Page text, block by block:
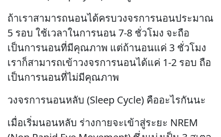
ถ้าเราสามารถนอนได้ครบวงจรการนอนประมาณ
5 รอบ ใช้เวลาในการนอน 7-8 ชั่วโมง จะถือ
เป็นการนอนที่มีคุณภาพ แต่ถ้านอนแค่ 3 ชั่วโมง
เราก็สามารถเข้าวงจรการนอนได้แค่ 1-2 รอบ ถือ
เป็นการนอนที่ไม่มีคุณภาพ
วงจรการนอนหลับ (Sleep Cycle) คืออะไรกันนะ
เมื่อเริ่มนอนหลับ ร่างกายจะเข้าสู่ระยะ NREM